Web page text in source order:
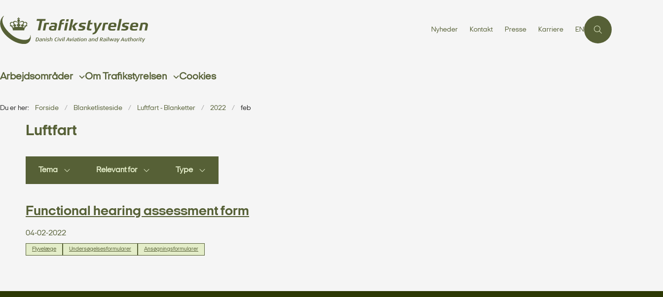
Nyheder Kontakt Presse Karriere EN
Arbejdsområder Om Trafikstyrelsen Cookies
Du er her: Forside Blanketlisteside Luftfart - Blanketter 2022 feb
Luftfart
Tema Relevant for Type
Functional hearing assessment form
04-02-2022
Flyvelæge Undersøgelsesformularer Ansøgningsformularer